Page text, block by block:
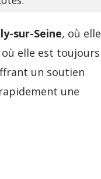
sur-Seine, où elle
où elle est toujours
un soutien
une